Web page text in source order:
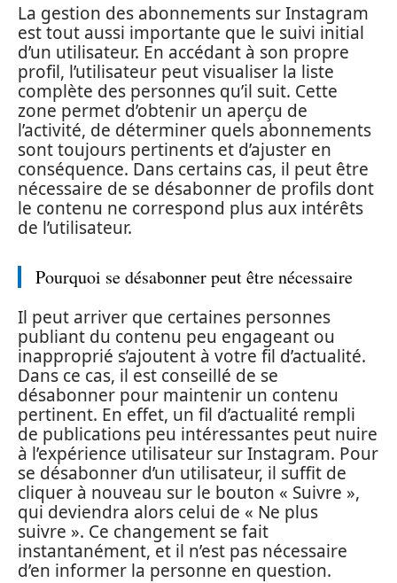
La gestion des abonnements sur Instagram
est tout aussi importante que le suivi initial
d’un utilisateur. En accédant à son propre
profil, l’utilisateur peut visualiser la liste
complète des personnes qu’il suit. Cette
zone permet d’obtenir un aperçu de
l’activité, de déterminer quels abonnements
sont toujours pertinents et d’ajuster en
conséquence. Dans certains cas, il peut être
nécessaire de se désabonner de profils dont
le contenu ne correspond plus aux intérêts
de l’utilisateur.
Pourquoi se désabonner peut être nécessaire
Il peut arriver que certaines personnes
publiant du contenu peu engageant ou
inapproprié s’ajoutent à votre fil d’actualité.
Dans ce cas, il est conseillé de se
désabonner pour maintenir un contenu
pertinent. En effet, un fil d’actualité rempli
de publications peu intéressantes peut nuire
à l’expérience utilisateur sur Instagram. Pour
se désabonner d’un utilisateur, il suffit de
cliquer à nouveau sur le bouton « Suivre »,
qui deviendra alors celui de « Ne plus
suivre ». Ce changement se fait
instantanément, et il n’est pas nécessaire
d’en informer la personne en question.